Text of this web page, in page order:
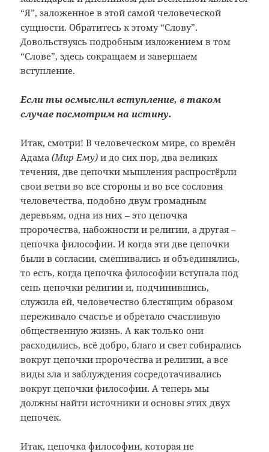
“Я”, заложенное в этой самой человеческой
сущности. Обратитесь к этому “Слову”.
Довольствуясь подробным изложением в том
“Слове”, здесь сокращаем и завершаем
вступление.
Если ты осмыслил вступление, в таком
случае посмотрим на истину.
Итак, смотри! В человеческом мире, со времён
Адама(Мир Ему) и до сих пор, два великих
течения, две цепочки мышления распростёрли
свои ветви во все стороны и во все сословия
человечества, подобно двум громадным
деревьям, одна из них – это цепочка
пророчества, набожности и религии, а другая –
цепочка философии. И когда эти две цепочки
были в согласии, смешивались и объединялись,
то есть, когда цепочка философии вступала под
сень цепочки религии и, подчинившись,
служила ей, человечество блестящим образом
переживало счастье и обретало счастливую
общественную жизнь. А как только они
расходились, всё добро, благо и свет собирались
вокруг цепочки пророчества и религии, а все
виды зла и заблуждения сосредотачивались
вокруг цепочки философии. А теперь мы
должны найти источники и основы этих двух
цепочек.
Итак, цепочка философии, которая не